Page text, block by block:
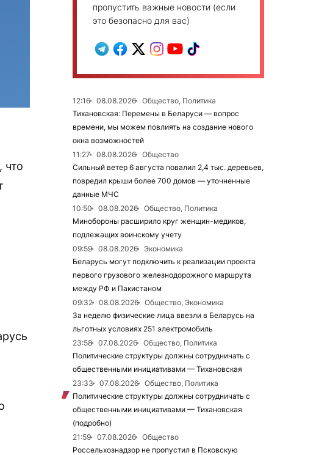
, что
пропустить важные новости (если
это безопасно для вас)
12:16 08.08.2026
Общество, Политика
Тихановская: Перемены в Беларуси — вопрос
времени, мы можем повлиять на создание нового
окна возможностей
11:27
08.08.2026
Общество
Сильный ветер 6 августа повалил 2,4 тыс. деревьев,
повредил крыши более 700 домов — уточненные
данные МЧС
10:50
08.08.2026
Общество, Политика
Минобороны расширило круг женщин-медиков,
подлежащих воинскому учету
09:59
08.08.2026
Экономика
Беларусь могут подключить к реализации проекта
первого грузового железнодорожного маршрута
между РФ и Пакистаном
09:32
08.08.2026
Общество, Экономика
За неделю физические лица ввезли в Беларусь на
льготных условиях 251 электромобиль
23:58
07.08.2026
Общество, Политика
Политические структуры должны сотрудничать с
общественными инициативами — Тихановская
23:33
07.08.2026
Общество, Политика
Политические структуры должны сотрудничать с
общественными инициативами — Тихановская
(подробно)
21:59
07.08.2026
Общество
Россельхознадзор не пропустил в Псковскую